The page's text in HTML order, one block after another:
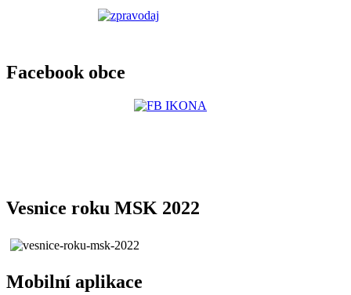
Facebook obce
Vesnice roku MSK 2022
Mobilní aplikace